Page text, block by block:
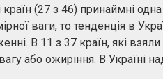
країн (27 з 46) принаймні
ваги, то тенденція в
В 11 з 37 країн, які
або ожиріння. В Україні